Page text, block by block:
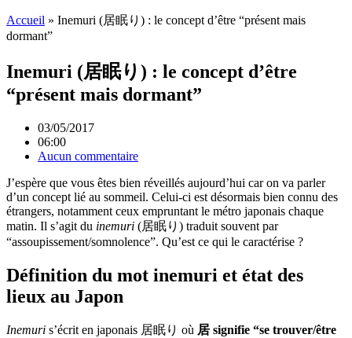
Accueil » Inemuri (居眠り) : le concept d’être “présent mais
dormant”
Inemuri (居眠り) : le concept d’être
“présent mais dormant”
03/05/2017
06:00
Aucun commentaire
J’espère que vous êtes bien réveillés aujourd’hui car on va parler
d’un concept lié au sommeil. Celui-ci est désormais bien connu des
étrangers, notamment ceux empruntant le métro japonais chaque
matin. Il s’agit du inemuri (居眠り) traduit souvent par
“assoupissement/somnolence”. Qu’est ce qui le caractérise ?
Définition du mot inemuri et état des
lieux au Japon
Inemuri s’écrit en japonais 居眠り où 居 signifie “se trouver/être